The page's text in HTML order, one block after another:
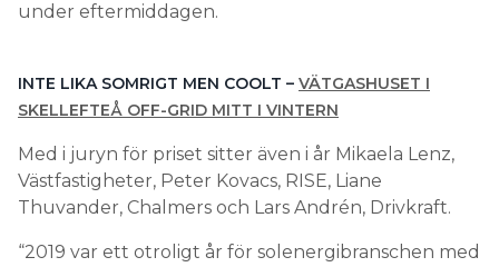
under eftermiddagen.
INTE LIKA SOMRIGT MEN COOLT – VÄTGASHUSET I
SKELLEFTEÅ OFF-GRID MITT I VINTERN
Med i juryn för priset sitter även i år Mikaela Lenz,
Västfastigheter, Peter Kovacs, RISE, Liane
Thuvander, Chalmers och Lars Andrén, Drivkraft.
“2019 var ett otroligt år för solenergibranschen med